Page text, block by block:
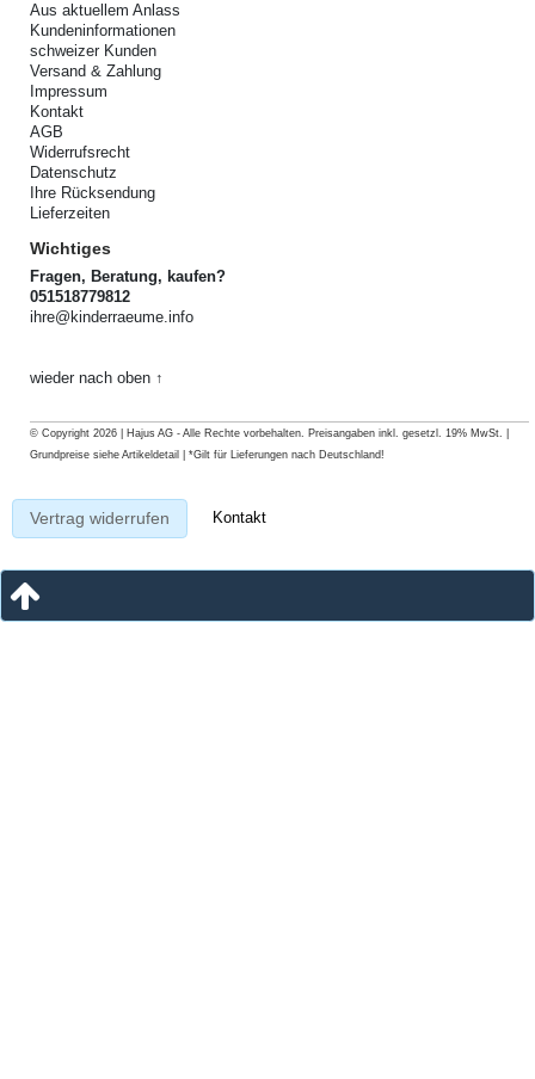
Aus aktuellem Anlass
Kundeninformationen
schweizer Kunden
Versand & Zahlung
Impressum
Kontakt
AGB
Widerrufsrecht
Datenschutz
Ihre Rücksendung
Lieferzeiten
Wichtiges
Fragen, Beratung, kaufen?
051518779812
ihre@kinderraeume.info
wieder nach oben ↑
© Copyright 2026 | Hajus AG - Alle Rechte vorbehalten. Preisangaben inkl. gesetzl. 19% MwSt. |
Grundpreise siehe Artikeldetail | *Gilt für Lieferungen nach Deutschland!
Vertrag widerrufen Kontakt